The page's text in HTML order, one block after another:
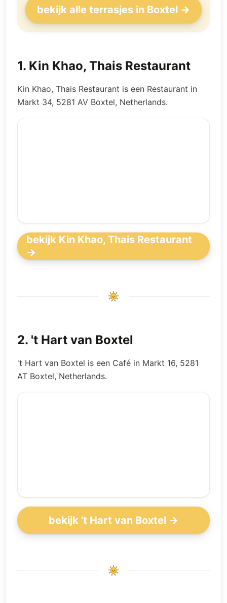
bekijk alle terrasjes in Boxtel →
1. Kin Khao, Thais Restaurant
Kin Khao, Thais Restaurant is een Restaurant in
Markt 34, 5281 AV Boxtel, Netherlands.
bekijk Kin Khao, Thais Restaurant
→
2. 't Hart van Boxtel
't Hart van Boxtel is een Café in Markt 16, 5281
AT Boxtel, Netherlands.
bekijk 't Hart van Boxtel →